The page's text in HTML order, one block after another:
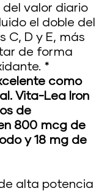
del valor diario
el doble del
C, D y E, más
de forma
*
como
Vita-Lea Iron
de
800 mcg de
y 18 mg de
alta potencia